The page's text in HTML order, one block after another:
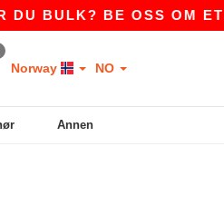
BULK? BE OSS OM ET
Norway NO
Annen